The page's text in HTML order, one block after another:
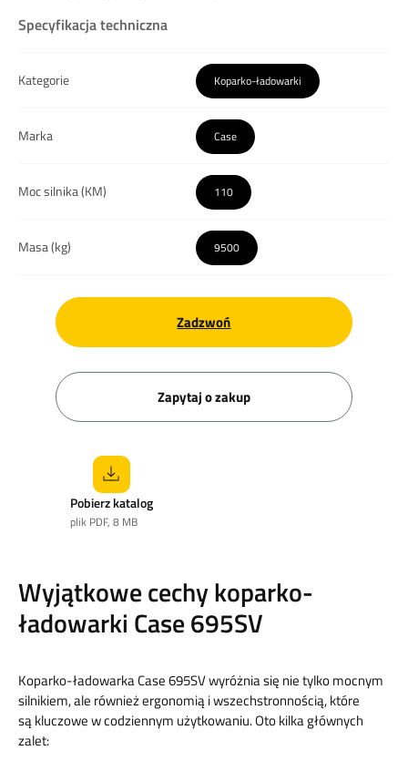
Specyfikacja techniczna
Kategorie Koparko-ładowarki
Marka Case
Moc silnika (KM) 110
Masa (kg) 9500
Zadzwoń
Zapytaj o zakup
Pobierz katalog
plik PDF, 8 MB
Wyjątkowe cechy koparko-
ładowarki Case 695SV
Koparko-ładowarka Case 695SV wyróżnia się nie tylko mocnym
silnikiem, ale również ergonomią i wszechstronnością, które
są kluczowe w codziennym użytkowaniu. Oto kilka głównych
zalet: